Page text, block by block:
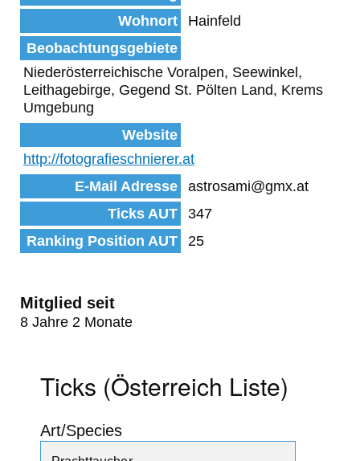
Wohnort
Hainfeld
Beobachtungsgebiete
Niederösterreichische Voralpen, Seewinkel,
Leithagebirge, Gegend St. Pölten Land, Krems
Umgebung
Website
http://fotografieschnierer.at
E-Mail Adresse
astrosami@gmx.at
Ticks AUT
347
Ranking Position AUT
25
Mitglied seit
8 Jahre 2 Monate
Ticks (Österreich Liste)
Art/Species